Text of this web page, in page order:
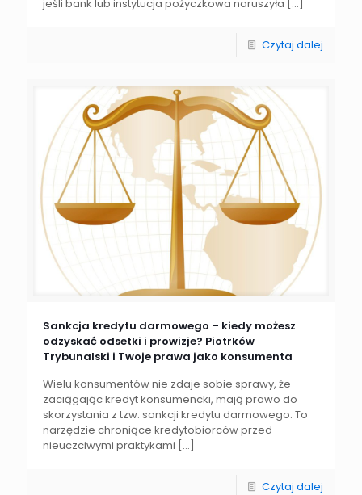
jeśli bank lub instytucja pożyczkowa naruszyła […]
Czytaj dalej
Sankcja kredytu darmowego – kiedy możesz
odzyskać odsetki i prowizje? Piotrków
Trybunalski i Twoje prawa jako konsumenta
Wielu konsumentów nie zdaje sobie sprawy, że
zaciągając kredyt konsumencki, mają prawo do
skorzystania z tzw. sankcji kredytu darmowego. To
narzędzie chroniące kredytobiorców przed
nieuczciwymi praktykami […]
Czytaj dalej